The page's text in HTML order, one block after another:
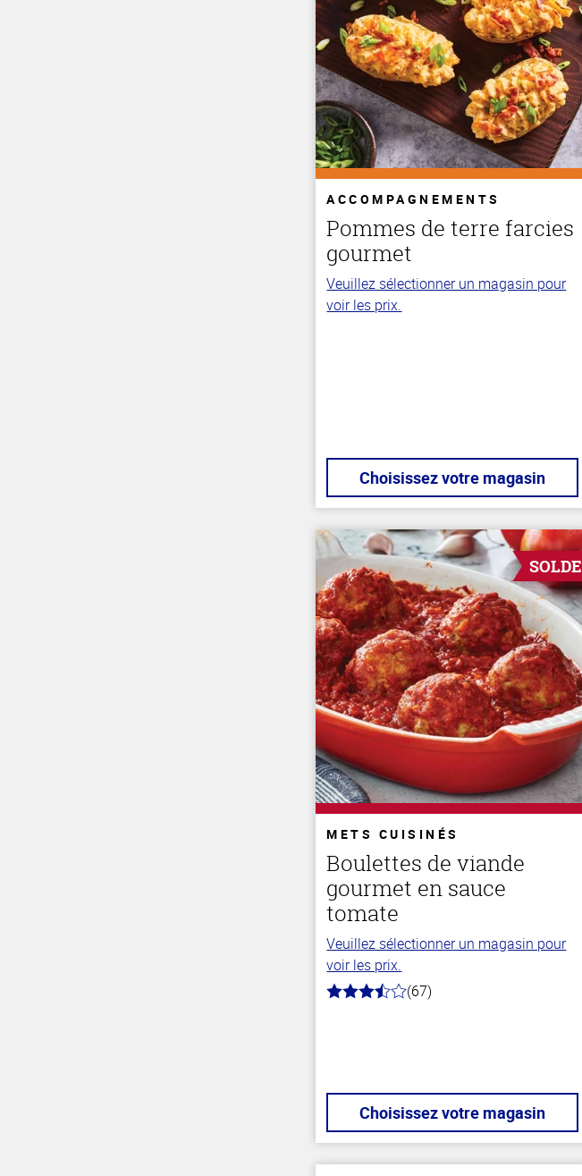
ACCOMPAGNEMENTS
Pommes de terre farcies
gourmet
Veuillez sélectionner un magasin pour
voir les prix.
Choisissez votre magasin
SOLDE
METS CUISINÉS
Boulettes de viande
gourmet en sauce
tomate
Veuillez sélectionner un magasin pour
voir les prix.
3.1
(67)
Choisissez votre magasin